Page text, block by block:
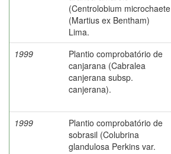
(Centrolobium microchaete
(Martius ex Bentham)
Lima.
1999
Plantio comprobatório de
canjarana (Cabralea
canjerana subsp.
canjerana).
1999
Plantio comprobatório de
sobrasil (Colubrina
glandulosa Perkins var.